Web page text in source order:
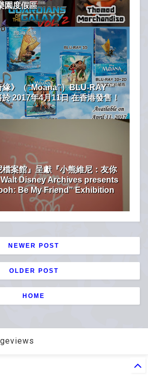
園度假區
緣》（“Moana”）BLU-RAY™
2017年4月11日 在香港發售！
檔案館』呈獻『小熊維尼：友你
Walt Disney Archives presents
Be My Friend” Exhibition
NEWER POST
OLDER POST
HOME